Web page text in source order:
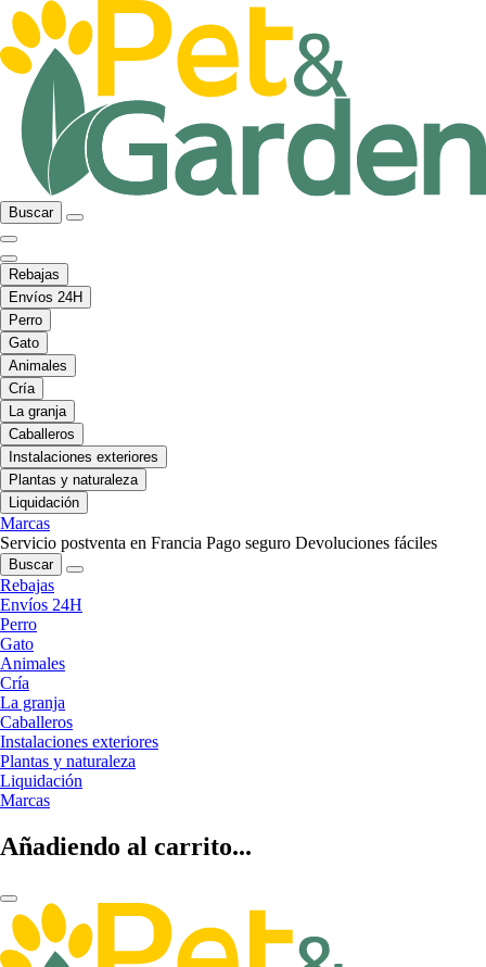
Buscar
Rebajas
Envíos 24H
Perro
Gato
Animales
Cría
La granja
Caballeros
Instalaciones exteriores
Plantas y naturaleza
Liquidación
Marcas
Servicio postventa en Francia Pago seguro Devoluciones fáciles
Buscar
Rebajas
Envíos 24H
Perro
Gato
Animales
Cría
La granja
Caballeros
Instalaciones exteriores
Plantas y naturaleza
Liquidación
Marcas
Añadiendo al carrito...